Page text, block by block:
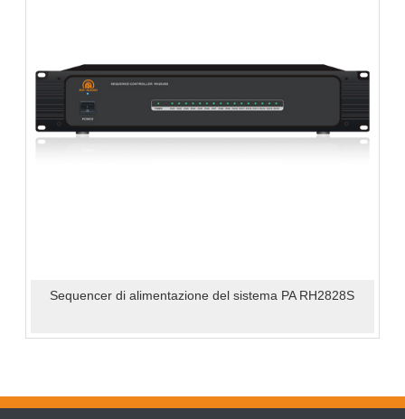
Sequencer di alimentazione del sistema PA RH2828S